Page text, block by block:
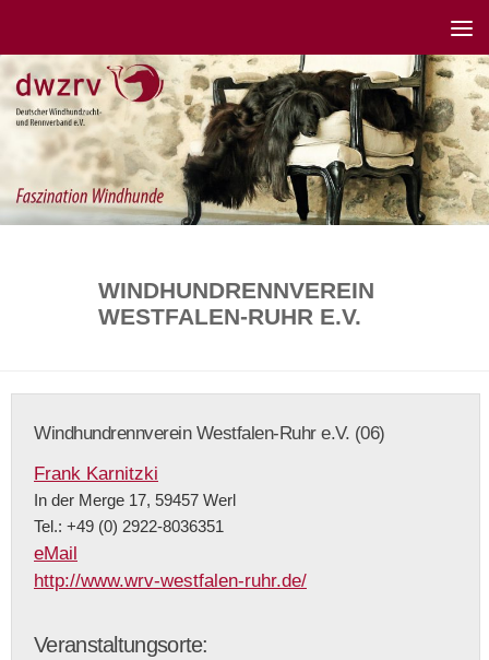
WINDHUNDRENNVEREIN
WESTFALEN-RUHR E.V.
Windhundrennverein Westfalen-Ruhr e.V. (06)
Frank Karnitzki
In der Merge 17, 59457 Werl
Tel.: +49 (0) 2922-8036351
eMail
http://www.wrv-westfalen-ruhr.de/
Veranstaltungsorte: